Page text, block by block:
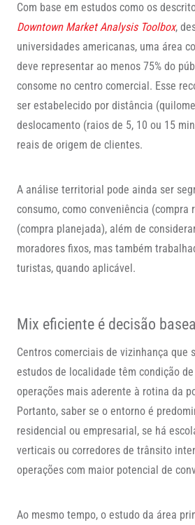
Com base em estudos como os
Downtown Market Analysis Toolbox,
universidades americanas, uma área
deve representar ao menos 75% do
consome no centro comercial. Esse
ser estabelecido por distância
deslocamento (raios de 5, 10 ou 15
reais de origem de clientes.
A análise territorial pode ainda ser
consumo, como conveniência (compra
(compra planejada), além de
moradores fixos, mas também
turistas, quando aplicável.
Mix eficiente é decisão
Centros comerciais de vizinhança que
estudos de localidade têm condição
operações mais aderente à rotina da
Portanto, saber se o entorno é
residencial ou empresarial, se há
verticais ou corredores de trânsito
operações com maior potencial de
Ao mesmo tempo, o estudo da área